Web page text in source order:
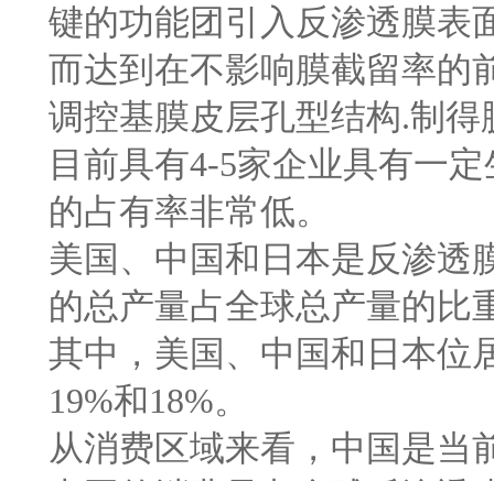
键的功能团引入反渗透膜表
而达到在不影响膜截留率的
调控基膜皮层孔型结构.制
目前具有4-5家企业具有一
的占有率非常低。
美国、中国和日本是反渗透
的总产量占全球总产量的比
其中，美国、中国和日本位
19%和18%。
从消费区域来看，中国是当